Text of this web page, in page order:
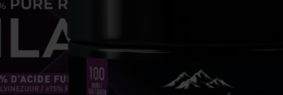
et hautement purifié, elle délivre un
dosage
physique.
en acide fulvique(≥ 75 %)
vitalité et équilibre.